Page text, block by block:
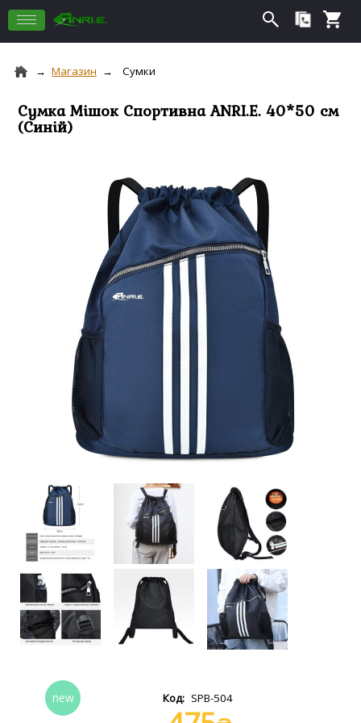
Магазин Сумки
Сумка Мішок Спортивна ANRI.E. 40*50 см
(Синій)
SPB-504